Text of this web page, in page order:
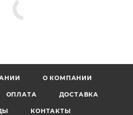
О КОМПАНИИ
ОПЛАТА ДОСТАВКА
КОНТАКТЫ